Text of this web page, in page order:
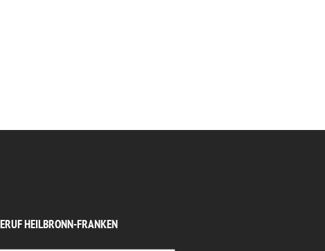
HEILBRONN-FRANKEN